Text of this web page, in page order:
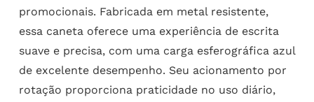
promocionais. Fabricada em metal resistente,
essa caneta oferece uma experiência de escrita
suave e precisa, com uma carga esferográfica azul
de excelente desempenho. Seu acionamento por
rotação proporciona praticidade no uso diário,